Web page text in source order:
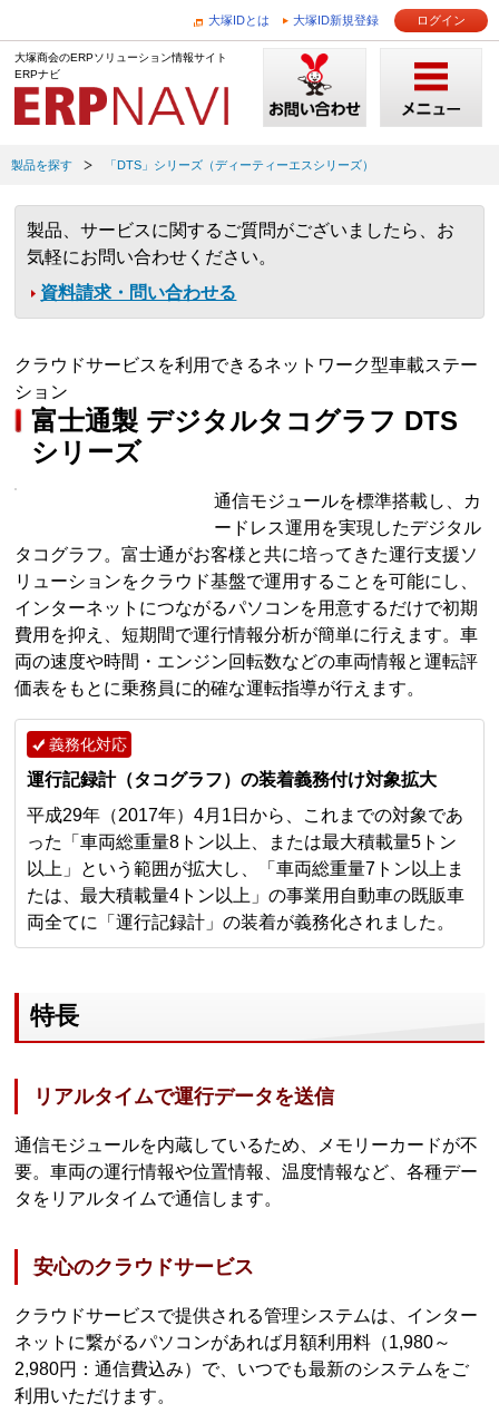
大塚IDとは 大塚ID新規登録 ログイン
大塚商会のERPソリューション情報サイト
ERPナビ
製品を探す 「DTS」シリーズ（ディーティーエスシリーズ）
製品、サービスに関するご質問がございましたら、お
気軽にお問い合わせください。
資料請求・問い合わせる
クラウドサービスを利用できるネットワーク型車載ステー
ション
富士通製 デジタルタコグラフ DTS
シリーズ
通信モジュールを標準搭載し、カ
ードレス運用を実現したデジタル
タコグラフ。富士通がお客様と共に培ってきた運行支援ソ
リューションをクラウド基盤で運用することを可能にし、
インターネットにつながるパソコンを用意するだけで初期
費用を抑え、短期間で運行情報分析が簡単に行えます。車
両の速度や時間・エンジン回転数などの車両情報と運転評
価表をもとに乗務員に的確な運転指導が行えます。
義務化対応
運行記録計（タコグラフ）の装着義務付け対象拡大
平成29年（2017年）4月1日から、これまでの対象であ
った「車両総重量8トン以上、または最大積載量5トン
以上」という範囲が拡大し、「車両総重量7トン以上ま
たは、最大積載量4トン以上」の事業用自動車の既販車
両全てに「運行記録計」の装着が義務化されました。
特長
リアルタイムで運行データを送信
通信モジュールを内蔵しているため、メモリーカードが不
要。車両の運行情報や位置情報、温度情報など、各種デー
タをリアルタイムで通信します。
安心のクラウドサービス
クラウドサービスで提供される管理システムは、インター
ネットに繋がるパソコンがあれば月額利用料（1,980～
2,980円：通信費込み）で、いつでも最新のシステムをご
利用いただけます。